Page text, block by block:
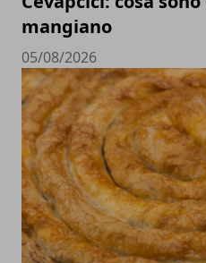
mangiano
05/08/2026